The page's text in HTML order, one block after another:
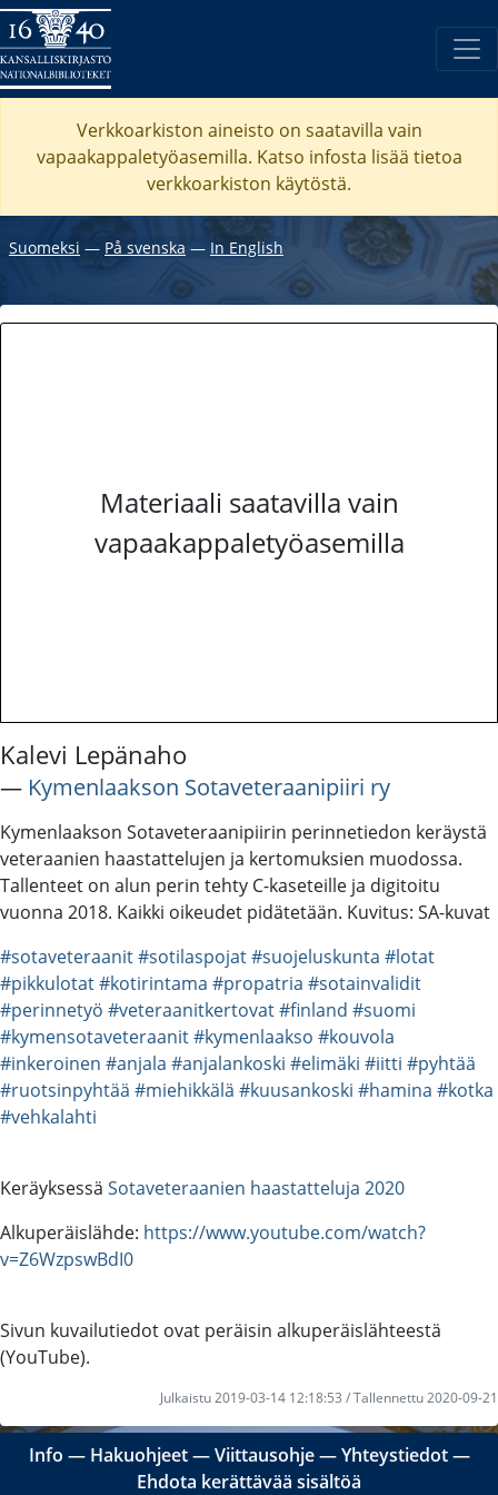
Verkkoarkiston aineisto on saatavilla vain
vapaakappaletyöasemilla. Katso infosta lisää tietoa
verkkoarkiston käytöstä.
Suomeksi ― På svenska ― In English
Materiaali saatavilla vain
vapaakappaletyöasemilla
Kalevi Lepänaho
― Kymenlaakson Sotaveteraanipiiri ry
Kymenlaakson Sotaveteraanipiirin perinnetiedon keräystä
veteraanien haastattelujen ja kertomuksien muodossa.
Tallenteet on alun perin tehty C-kaseteille ja digitoitu
vuonna 2018. Kaikki oikeudet pidätetään. Kuvitus: SA-kuvat
#sotaveteraanit#sotilaspojat#suojeluskunta #lotat
#pikkulotat#kotirintama #propatria #sotainvalidit
#perinnetyö #veteraanitkertovat#finland #suomi
#kymensotaveteraanit#kymenlaakso #kouvola
#inkeroinen #anjala #anjalankoski #elimäki #iitti #pyhtää
#ruotsinpyhtää #miehikkälä #kuusankoski #hamina #kotka
#vehkalahti
Keräyksessä Sotaveteraanien haastatteluja 2020
Alkuperäislähde: https://www.youtube.com/watch?
v=Z6WzpswBdI0
Sivun kuvailutiedot ovat peräisin alkuperäislähteestä
(YouTube).
Julkaistu 2019-03-14 12:18:53 / Tallennettu 2020-09-21
Info ― Hakuohjeet―Viittausohje―Yhteystiedot―
Ehdota kerättävää sisältöä